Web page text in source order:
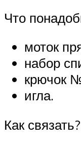
Что
моток
набор
крючок
игла.
Как связать?